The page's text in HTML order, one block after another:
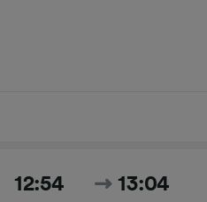
12:54 13:04